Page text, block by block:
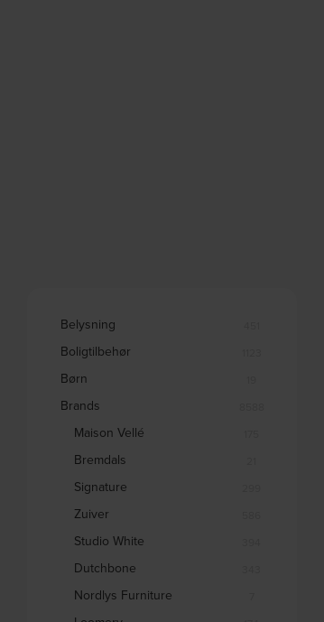
Belysning
Boligtilbehør
Børn
Brands
Maison Vellé
Bremdals
Signature
Zuiver
Studio White
Dutchbone
Nordlys Furniture